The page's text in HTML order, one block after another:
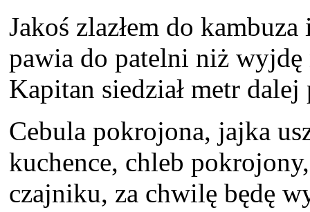
Jakoś zlazłem do
pawia do patelni niż wyjdę
Kapitan siedział metr
Cebula pokrojona, jajka
kuchence, chleb
czajniku, za chwilę będę